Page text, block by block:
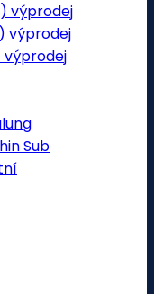
výprodej
výprodej
výprodej
Sub